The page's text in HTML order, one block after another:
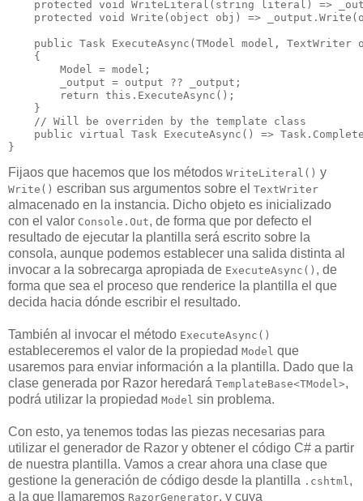
protected void WriteLiteral ( string literal) =>
protected
void Write ( object obj) =>
public Task ExecuteAsync (TModel model,
    {
        Model = model;
        _output = output ?? _output;
return this .ExecuteAsync();
    }
// Will be overriden by the template class
public virtual Task ExecuteAsync () =>
}
Fijaos que hacemos que los métodos WriteLiteral() y
Write() escriban sus argumentos sobre el TextWriter
almacenado en la instancia. Dicho objeto es inicializado
con el valor Console.Out, de forma que por defecto el
resultado de ejecutar la plantilla será escrito sobre la
consola, aunque podemos establecer una salida distinta al
invocar a la sobrecarga apropiada de ExecuteAsync() , de
forma que sea el proceso que renderice la plantilla el que
decida hacia dónde escribir el resultado.
También al invocar el método ExecuteAsync()
estableceremos el valor de la propiedad Model que
usaremos para enviar información a la plantilla. Dado que la
clase generada por Razor heredará TemplateBase<TModel>,
podrá utilizar la propiedad Model sin problema.
Con esto, ya tenemos todas las piezas necesarias para
utilizar el generador de Razor y obtener el código C# a partir
de nuestra plantilla. Vamos a crear ahora una clase que
gestione la generación de código desde la plantilla .cshtml ,
a la que llamaremos RazorGenerator, y cuya